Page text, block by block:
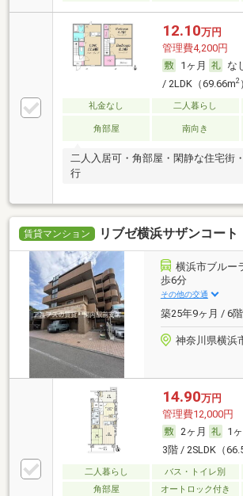
12.10万円
管理費4,200円
1ヶ月
な
/ 2LDK（69.66m2
礼金なし 二人暮らし
角部屋 南向き
二人入居可・角部屋・閑静な住宅街
行
賃貸マンション リブゼ横浜サザンコート
横浜市ブルー
歩6分
その他の交通
築25年9ヶ月 / 6
神奈川県横浜
14.90万円
管理費12,000円
2ヶ月
1
3階 / 2SLDK（
二人暮らし バス・トイレ別
角部屋
オートロック付き